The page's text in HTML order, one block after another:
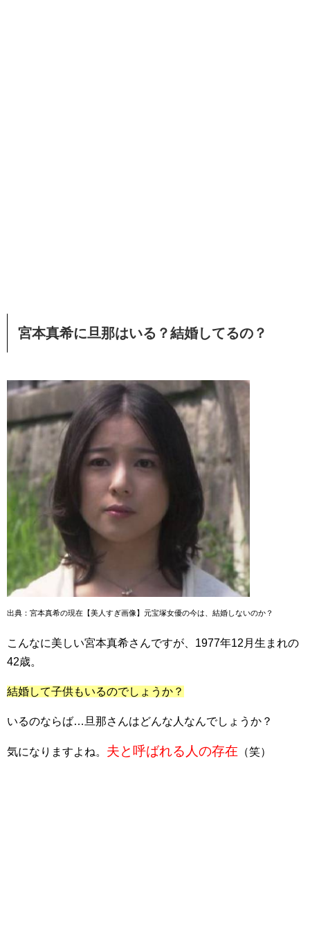
宮本真希に旦那はいる？結婚してるの？
出典：宮本真希の現在【美人すぎ画像】元宝塚女優の今は、結婚しないのか？
こんなに美しい宮本真希さんですが、1977年12月生まれの
42歳。
結婚して子供もいるのでしょうか？
いるのならば…旦那さんはどんな人なんでしょうか？
気になりますよね。 夫と呼ばれる人の存在 （笑）